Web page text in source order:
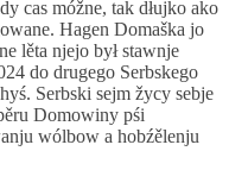
cas móžne, tak dłujko ako
Hagen Domaška jo
lěta njejo był stawnje
do drugego Serbskego
Serbski sejm žycy sebje
Domowiny pśi
wólbow a hobźělenju